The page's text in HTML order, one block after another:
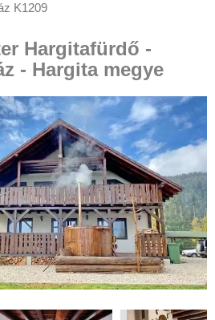
K1209
Hargitafürdő -
- Hargita megye